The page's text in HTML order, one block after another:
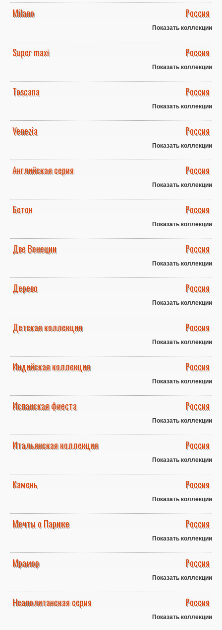
Milano Россия
Показать коллекции
Super maxi Россия
Показать коллекции
Toscana Россия
Показать коллекции
Venezia Россия
Показать коллекции
Английская серия Россия
Показать коллекции
Бетон Россия
Показать коллекции
Две Венеции Россия
Показать коллекции
Дерево Россия
Показать коллекции
Детская коллекция Россия
Показать коллекции
Индийская коллекция Россия
Показать коллекции
Испанская фиеста Россия
Показать коллекции
Итальянская коллекция Россия
Показать коллекции
Камень Россия
Показать коллекции
Мечты о Париже Россия
Показать коллекции
Мрамор Россия
Показать коллекции
Неаполитанская серия Россия
Показать коллекции